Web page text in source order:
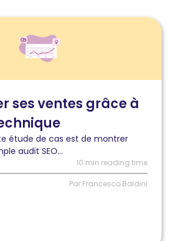
ses ventes grâce à
étude de cas est de montrer
audit SEO...
10 min reading time
Par Francesco Baldini